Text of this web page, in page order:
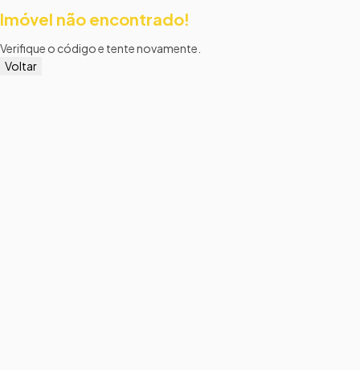
Imóvel não encontrado!
Verifique o código e tente novamente.
Voltar